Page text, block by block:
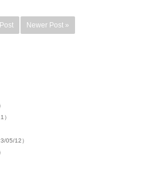
Newer Post »
）
05/12）